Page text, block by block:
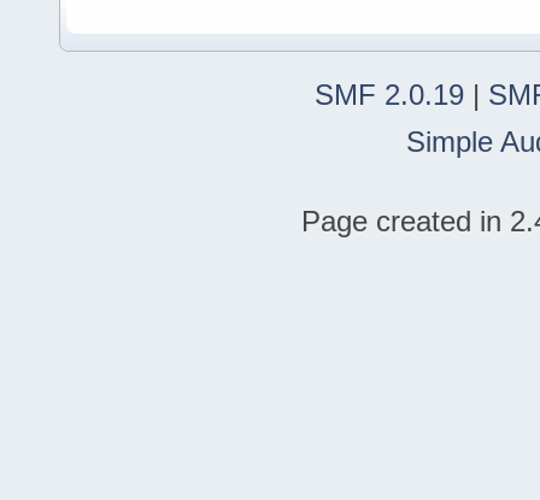
SMF 2.0.19 |
Simple
Page created in